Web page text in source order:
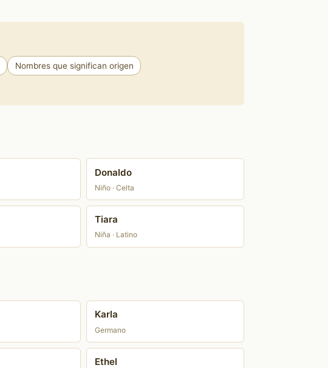
Nombres que significan origen
Donaldo
Niño · Celta
Tiara
Niña · Latino
Karla
Germano
Ethel